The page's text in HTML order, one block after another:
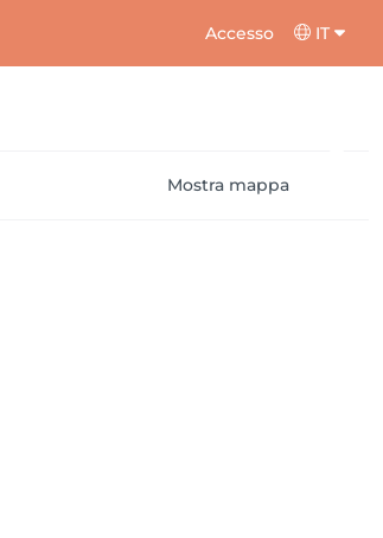
Accesso IT
Mostra mappa